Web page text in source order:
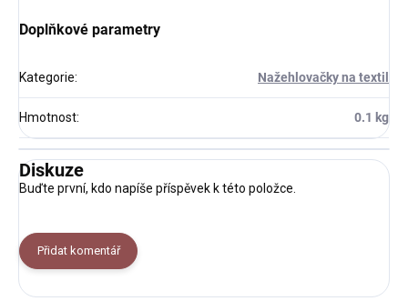
Doplňkové parametry
Kategorie: Nažehlovačky na textil
Hmotnost: 0.1 kg
Diskuze
Buďte první, kdo napíše příspěvek k této položce.
Přidat komentář